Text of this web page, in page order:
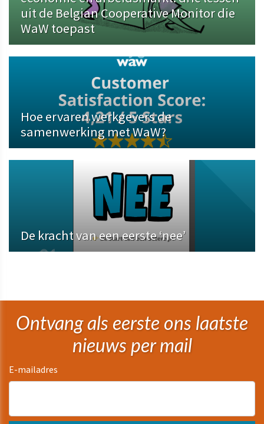
uit de Belgian Cooperative Monitor die
WaW toepast
Hoe ervaren werkgevers de
samenwerking met WaW?
De kracht van een eerste ‘nee’
Ontvang als eerste ons laatste
nieuws per mail
E-mailadres